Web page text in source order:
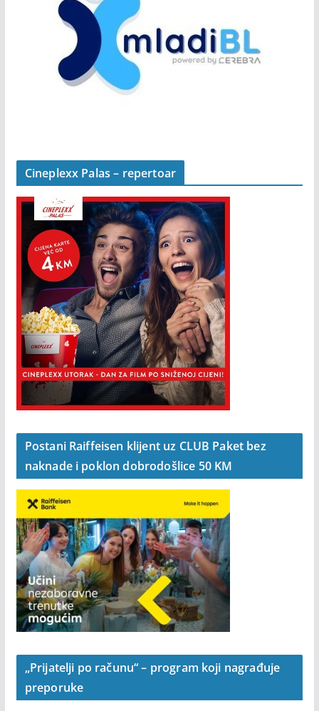
Cineplexx Palas – repertoar
Postani Raiffeisen klijent uz CLUB Paket bez
naknade i poklon dobrodošlice 50 KM
„Prijatelji po računu“ – program koji nagrađuje
preporuke